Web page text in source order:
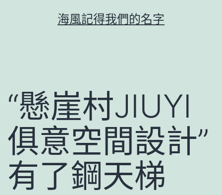
海風記得我們的名字
“懸崖村JIUYI
俱意空間設計”
有了鋼天梯